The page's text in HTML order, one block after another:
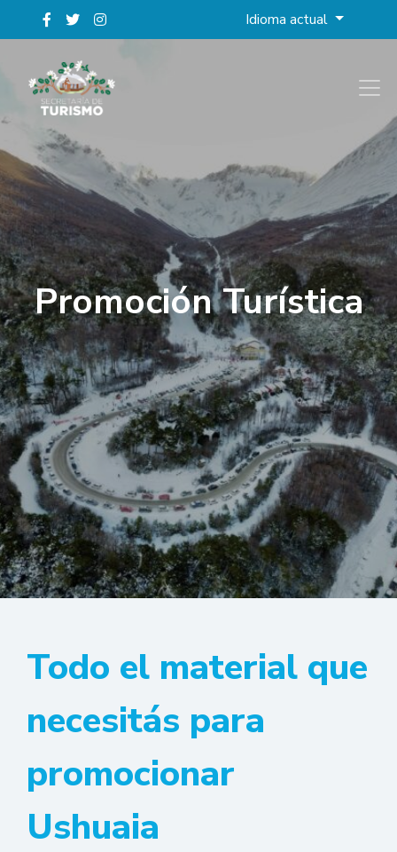
Idioma actual
Promoción Turística
Todo el material que
necesitás para
promocionar
Ushuaia